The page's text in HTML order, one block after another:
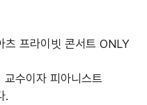
츠 프라이빗 콘서트 ONLY
수이자 피아니스트
.